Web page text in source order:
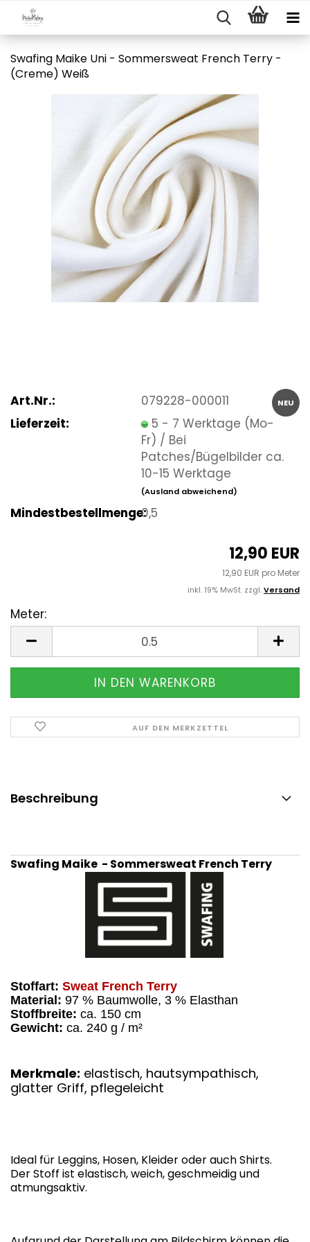
Swafing Maike Uni - Sommersweat French Terry -
(Creme) Weiß
NEU
Art.Nr.:
079228-000011
Lieferzeit:
5 - 7 Werktage (Mo-
Fr) / Bei
Patches/Bügelbilder ca.
10-15 Werktage
(Ausland abweichend)
Mindestbestellmenge:0,5
12,90 EUR
12,90 EUR pro Meter
inkl. 19% MwSt. zzgl.Versand
Meter:
AUF DEN MERKZETTEL
Beschreibung
Swafing Maike - Sommersweat French Terry
Stoffart: Sweat French Terry
Material: 97 % Baumwolle, 3 % Elasthan
Stoffbreite: ca. 150 cm
Gewicht: ca. 240 g / m²
Merkmale: elastisch, hautsympathisch,
glatter Griff, pflegeleicht
Ideal für Leggins, Hosen, Kleider oder auch Shirts.
Der Stoff ist elastisch, weich, geschmeidig und
atmungsaktiv.